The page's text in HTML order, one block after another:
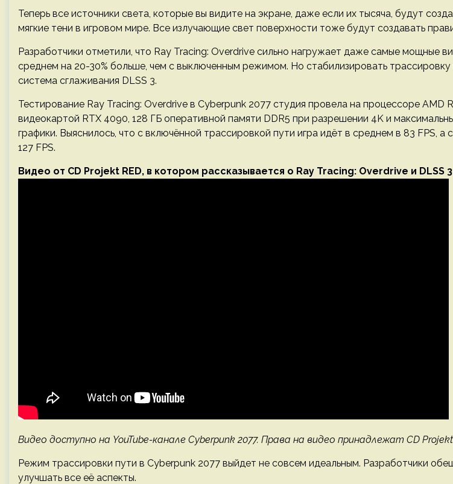
Теперь все источники света, которые вы видите на экране, даже если их тысяча, будут
мягкие тени в игровом мире. Все излучающие свет поверхности тоже будут создавать
Разработчики отметили, что Ray Tracing: Overdrive сильно нагружает даже самые мощные
среднем на 20-30% больше, чем с выключенным режимом. Но стабилизировать
система сглаживания DLSS 3.
Тестирование Ray Tracing: Overdrive в Cyberpunk 2077 студия провела на процессоре AMD
видеокартой RTX 4090, 128 ГБ оперативной памяти DDR5 при разрешении 4K и
графики. Выяснилось, что с включённой трассировкой пути игра идёт в среднем в 83 FPS, а
127 FPS.
Видео от CD Projekt RED, в котором рассказывается о Ray Tracing: Overdrive и DLSS
Видео доступно на YouTube-канале Cyberpunk 2077. Права на видео принадлежат CD Projekt
Режим трассировки пути в Cyberpunk 2077 выйдет не совсем идеальным. Разработчики
улучшать все её аспекты.